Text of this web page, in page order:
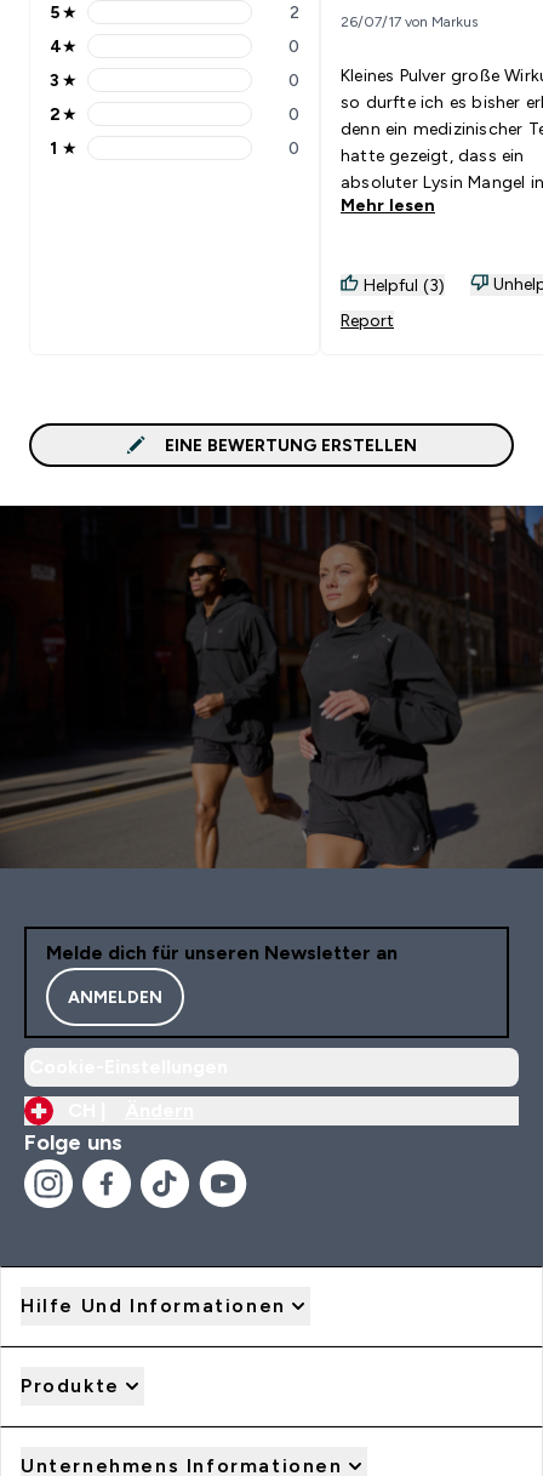
5 stars rating 2 reviews
5★ 2
4 stars rating 0 reviews
4★ 0
3 stars rating 0 reviews
3 ★ 0
2 stars rating 0 reviews
2★ 0
1 stars rating 0 reviews
1 ★ 0
26/07/17 von Markus
Kleines Pulver große
so durfte ich es bisher
denn ein medizinischer Test
hatte gezeigt, dass ein
absoluter Lysin Mangel in
meinem Körper vorlag.
abzubauen, denn Lysin ist sehr
wichtig für die
Körper bemüht. Lysin ist für
viele
Beteiligung von Kollagen
trägt somit zu
Bindegewebes eine
Rolle. Als ich diese Wirkungen
verstanden habe, wurde
klar warum ich auch
abnehmen konnte,
mich sehr darum
habe. Zusätzlich stärkt es
Arterienwände kann sich
positiv gegen
Arterienverkalkung
Also nicht nur für
sondern auch für
Lysin ein absolutes
Goes Well With: Kollagen,
Mehr lesen
Helpful (3)
Report
EINE BEWERTUNG ERSTELLEN
Melde dich für unseren Newsletter an
ANMELDEN
Folge uns
Hilfe Und Informationen
Produkte
Unternehmens Informationen